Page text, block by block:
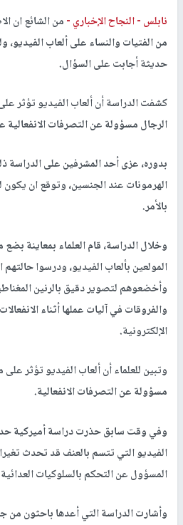
نابلس -النجاح الإخباري -من الشائع ان
من الفتيات والنساء على ألعاب الفيديو،
حديثة أجابت على السؤال.
كشفت الدراسة أن ألعاب الفيديو تؤثر
الرجال مسؤولة عن التصرفات
بدوره، عزى أحد المشرفين على الدراسة
الهرمونات عند الجنسين، وتوقع ان
بالأمر.
وخلال الدراسة، قام العلماء بمعاينة
المولعين بألعاب الفيديو، ودرسوا
وأخضعوهم لتصوير دقيق بالرنين
والفروقات في آليات عملها أثناء
الإلكترونية.
وتبين للعلماء أن ألعاب الفيديو تؤثر
مسؤولة عن التصرفات الانفعالية.
وفي وقت سابق حذرت دراسة أميركية
الفيديو التي تتسم بالعنف قد تحدث
المسؤول عن التحكم بالسلوكيات العدائية
وأشارت الدراسة التي أعدها باحثون من